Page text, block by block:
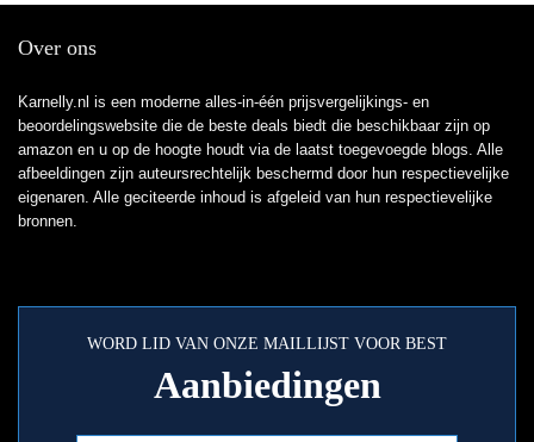
Over ons
Karnelly.nl is een moderne alles-in-één prijsvergelijkings- en
beoordelingswebsite die de beste deals biedt die beschikbaar zijn op
amazon en u op de hoogte houdt via de laatst toegevoegde blogs. Alle
afbeeldingen zijn auteursrechtelijk beschermd door hun respectievelijke
eigenaren. Alle geciteerde inhoud is afgeleid van hun respectievelijke
bronnen.
WORD LID VAN ONZE MAILLIJST VOOR BEST
Aanbiedingen